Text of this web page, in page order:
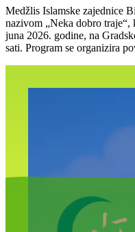
Medžlis Islamske zajednice
nazivom „Neka dobro
juna 2026. godine, na
sati. Program se organizira